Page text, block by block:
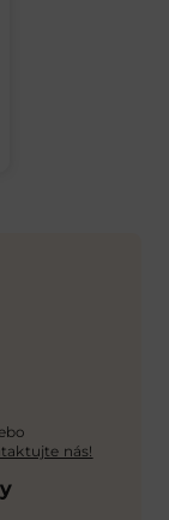
nás!